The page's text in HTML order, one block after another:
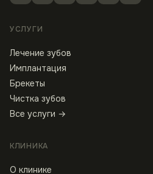
УСЛУГИ
Лечение зубов
Имплантация
Брекеты
Чистка зубов
Все услуги →
КЛИНИКА
О клинике